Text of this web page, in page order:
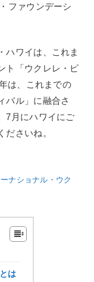
ファウンデーシ
ハワイは、これま
ト「ウクレレ・ピ
は、これまでの
バル」に融合さ
7月にハワイにご
さいね。
ナショナル・ウク
は